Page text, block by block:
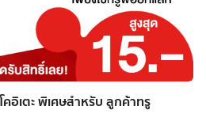
คอิเตะ พิเศษสำหรับ ลูกค้าทรู